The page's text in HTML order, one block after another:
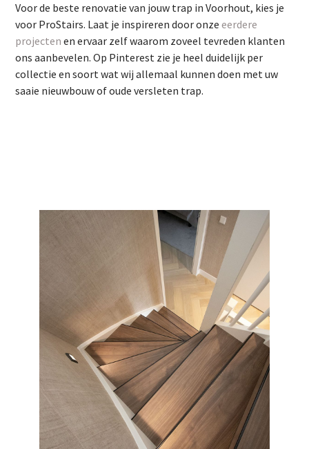
Voor de beste renovatie van jouw trap in Voorhout, kies je
voor ProStairs. Laat je inspireren door onzeeerdere
projecten en ervaar zelf waarom zoveel tevreden klanten
ons aanbevelen. Op Pinterest zie je heel duidelijk per
collectie en soort wat wij allemaal kunnen doen met uw
saaie nieuwbouw of oude versleten trap.
beslissing te nemen? Maak dan een afspraak bij onze
stylist. Hij komt graag bij jou thuis om persoonlijk advies
te geven.
Voor de beste renovatie van jouw trap in Voorhout, kies je
voor ProStairs. Laat je inspireren door onze